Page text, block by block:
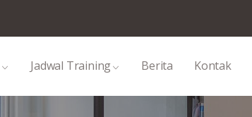
Jadwal Training Berita Kontak